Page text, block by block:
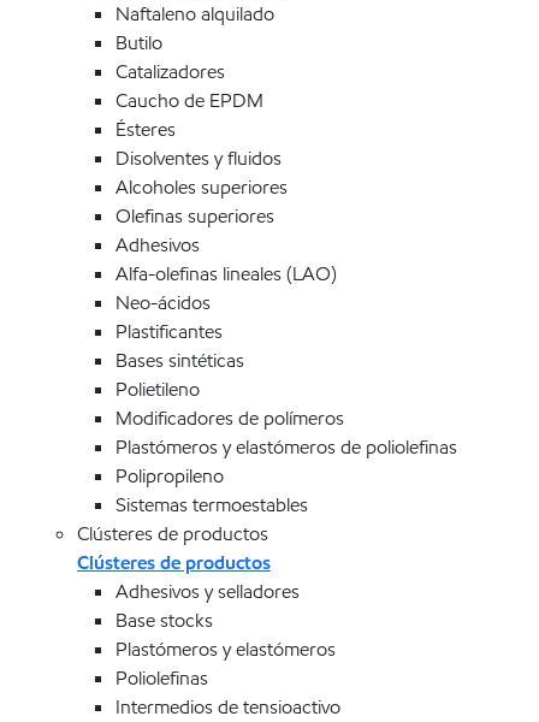
Naftaleno alquilado
Butilo
Catalizadores
Caucho de EPDM
Ésteres
Disolventes y fluidos
Alcoholes superiores
Olefinas superiores
Adhesivos
Alfa-olefinas lineales (LAO)
Neo-ácidos
Plastificantes
Bases sintéticas
Polietileno
Modificadores de polímeros
Plastómeros y elastómeros de poliolefinas
Polipropileno
Sistemas termoestables
Clústeres de productos
Clústeres de productos
Adhesivos y selladores
Base stocks
Plastómeros y elastómeros
Poliolefinas
Intermedios de tensioactivo